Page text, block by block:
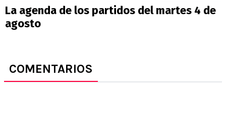
La agenda de los partidos del martes 4 de
agosto
COMENTARIOS